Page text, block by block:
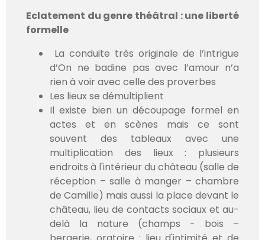
Eclatement du genre théâtral : une liberté
formelle
La conduite très originale de l’intrigue
d’On ne badine pas avec l’amour n’a
rien à voir avec celle des proverbes
Les lieux se démultiplient
Il existe bien un découpage formel en
actes et en scènes mais ce sont
souvent des tableaux avec une
multiplication des lieux : plusieurs
endroits à l'intérieur du château (salle de
réception – salle à manger – chambre
de Camille) mais aussi la place devant le
château, lieu de contacts sociaux et au-
delà la nature (champs - bois –